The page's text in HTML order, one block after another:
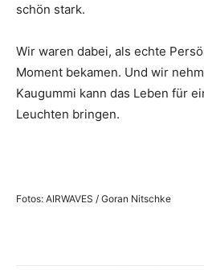
schön stark.
Wir waren dabei, als echte
Moment bekamen. Und wir
Kaugummi kann das Leben für
Leuchten bringen.
Fotos: AIRWAVES / Goran Nitschke